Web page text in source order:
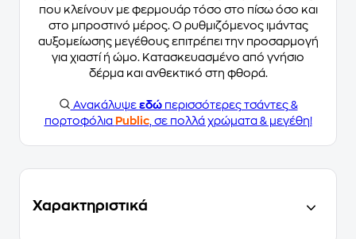
που κλείνουν με φερμουάρ τόσο στο πίσω όσο και
στο μπροστινό μέρος. Ο ρυθμιζόμενος ιμάντας
αυξομείωσης μεγέθους επιτρέπει την προσαρμογή
για χιαστί ή ώμο. Κατασκευασμένο από γνήσιο
δέρμα και ανθεκτικό στη φθορά.
Ανακάλυψε εδώπερισσότερες τσάντες &
πορτοφόλια Public, σε πολλά χρώματα & μεγέθη!
Χαρακτηριστικά